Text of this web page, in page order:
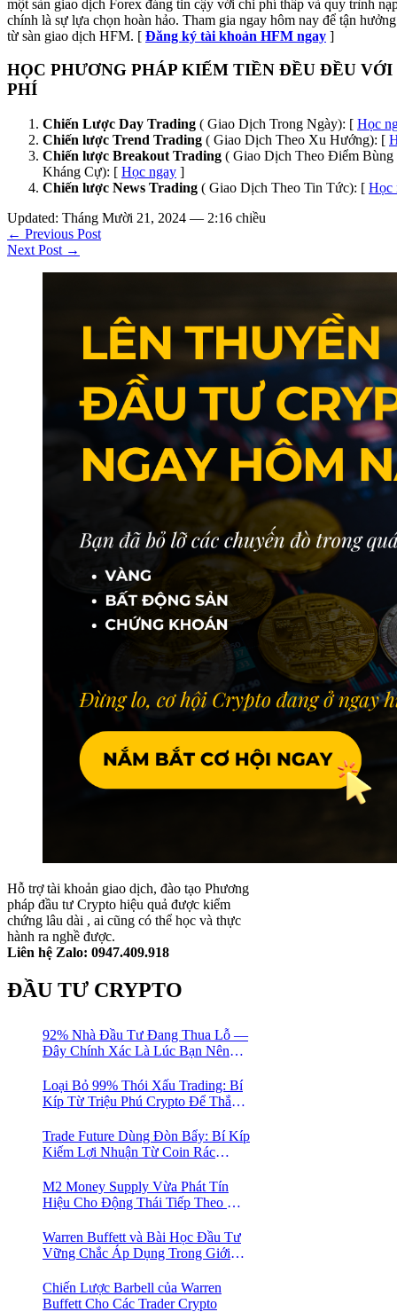
một sàn giao dịch Forex đáng tin cậy với chi phí thấp và quy trình
chính là sự lựa chọn hoàn hảo. Tham gia ngay hôm nay để tận
từ sàn giao dịch HFM. [ Đăng ký tài khoản HFM ngay ]
HỌC PHƯƠNG PHÁP KIẾM TIỀN ĐỀU ĐỀU
PHÍ
Chiến Lược Day Trading ( Giao Dịch Trong Ngày): [ Học
Chiến lược Trend Trading ( Giao Dịch Theo Xu Hướng): [
Chiến lược Breakout Trading ( Giao Dịch Theo Điểm Bùng
Kháng Cự): [ Học ngay ]
Chiến lược News Trading ( Giao Dịch Theo Tin Tức): [ Học
Updated: Tháng Mười 21, 2024 — 2:16 chiều
← Previous Post
Next Post →
Hỗ trợ tài khoản giao dịch, đào tạo Phương
pháp đầu tư Crypto hiệu quả được kiểm
chứng lâu dài , ai cũng có thể học và thực
hành ra nghề được.
Liên hệ Zalo: 0947.409.918
ĐẦU TƯ CRYPTO
92% Nhà Đầu Tư Đang Thua Lỗ —
Đây Chính Xác Là Lúc Bạn Nên
Loại Bỏ 99% Thói Xấu Trading: Bí
Kíp Từ Triệu Phú Crypto Để Thắng
Trade Future Dùng Đòn Bẩy: Bí Kíp
Kiếm Lợi Nhuận Từ Coin Rác
Bán Khống
M2 Money Supply Vừa Phát Tín
Hiệu Cho Động Thái Tiếp Theo Của
Trader Đang Bỏ Lỡ! 🚀
Warren Buffett và Bài Học Đầu Tư
Vững Chắc Áp Dụng Trong Giới
Chiến Lược Barbell của Warren
Buffett Cho Các Trader Crypto